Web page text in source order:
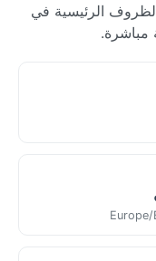
الرئيسية في
Europe/